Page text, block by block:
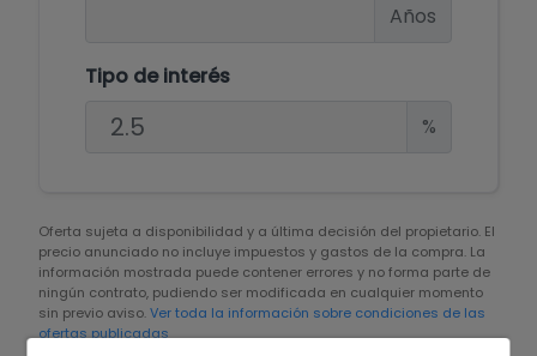
Años
Tipo de interés
%
Oferta sujeta a disponibilidad y a última decisión del propietario. El
precio anunciado no incluye impuestos y gastos de la compra. La
información mostrada puede contener errores y no forma parte de
ningún contrato, pudiendo ser modificada en cualquier momento
sin previo aviso.Ver toda la información sobre condiciones de las
ofertas publicadas